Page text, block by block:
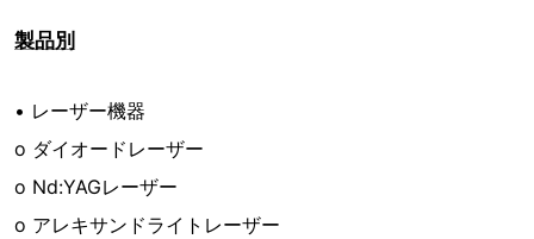
製品別
• レーザー機器
o ダイオードレーザー
o Nd:YAGレーザー
o アレキサンドライトレーザー